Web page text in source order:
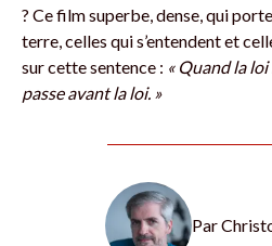
? Ce film superbe, dense, qui
terre, celles qui s’entendent et
sur cette sentence : « Quand la loi
passe avant la loi. »
Par